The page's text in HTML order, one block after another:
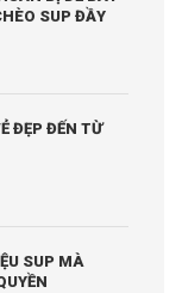
SUP ĐẦY
ĐẸP ĐẾN TỪ
SUP MÀ